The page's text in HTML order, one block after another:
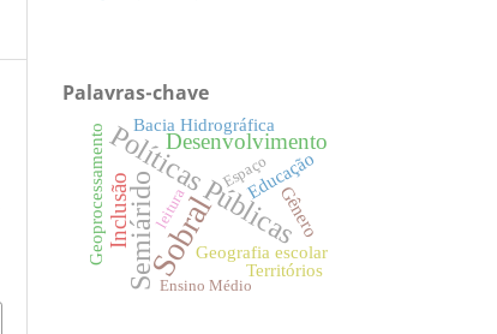
Palavras-chave
Sobral
Políticas Públicas
Semiárido
Inclusão
Desenvolvimento
Geoprocessamento Educação
Geografia escolar
Territórios
Gênero
Bacia Hidrográfica
leitura
Espaço
Ensino Médio